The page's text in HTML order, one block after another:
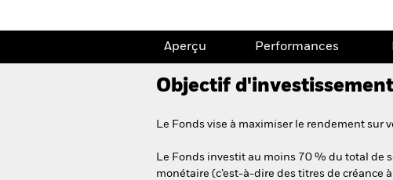
Aperçu Performances
Objectif d'investissement
Le Fonds vise à maximiser le rendement sur
Le Fonds investit au moins 70 % du total de
monétaire (c’est-à-dire des titres de créance